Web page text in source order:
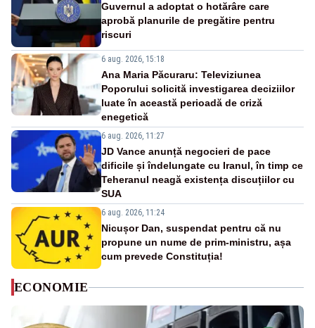
Guvernul a adoptat o hotărâre care
aprobă planurile de pregătire pentru
riscuri
6 aug. 2026, 15:18
Ana Maria Păcuraru: Televiziunea
Poporului solicită investigarea deciziilor
luate în această perioadă de criză
enegetică
6 aug. 2026, 11:27
JD Vance anunță negocieri de pace
dificile și îndelungate cu Iranul, în timp ce
Teheranul neagă existența discuțiilor cu
SUA
6 aug. 2026, 11:24
Nicușor Dan, suspendat pentru că nu
propune un nume de prim-ministru, așa
cum prevede Constituția!
ECONOMIE